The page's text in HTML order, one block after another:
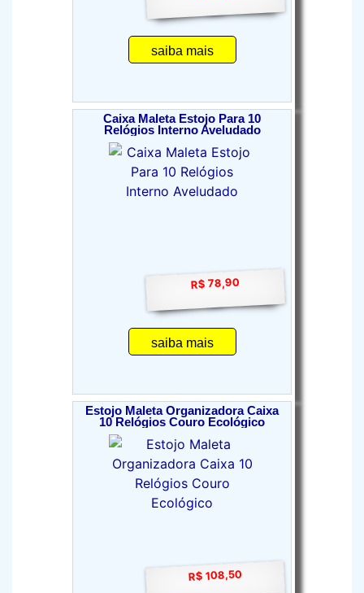
saiba mais
Caixa Maleta Estojo Para 10
Relógios Interno Aveludado
R$ 78,90
saiba mais
Estojo Maleta Organizadora Caixa
10 Relógios Couro Ecológico
R$ 108,50